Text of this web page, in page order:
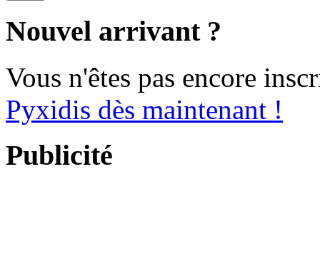
Nouvel arrivant ?
Vous n'êtes pas encore
Pyxidis dès maintenant !
Publicité